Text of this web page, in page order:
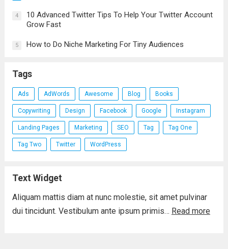
4
10 Advanced Twitter Tips To Help Your Twitter Account
Grow Fast
5 How to Do Niche Marketing For Tiny Audiences
Tags
Ads AdWords Awesome Blog Books
Copywriting Design Facebook Google Instagram
Landing Pages Marketing SEO Tag Tag One
Tag Two Twitter WordPress
Text Widget
Aliquam mattis diam at nunc molestie, sit amet pulvinar
dui tincidunt. Vestibulum ante ipsum primis… Read more